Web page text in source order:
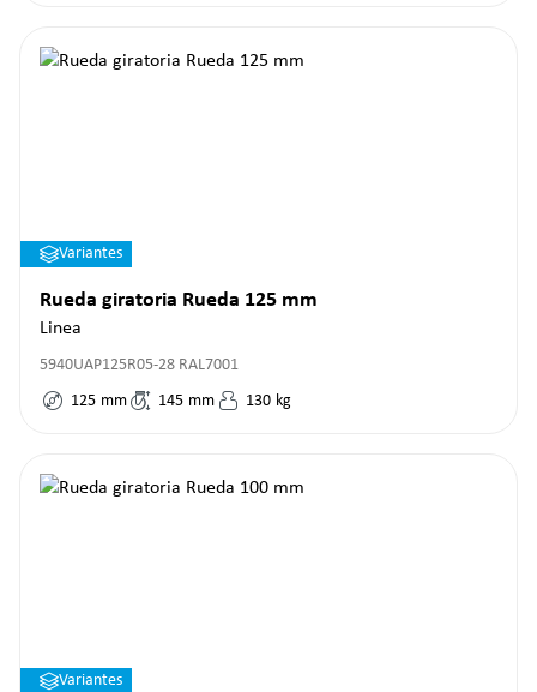
Variantes
Rueda giratoria Rueda 125 mm
Linea
5940UAP125R05-28 RAL7001
125 mm 145 mm 130 kg
Variantes